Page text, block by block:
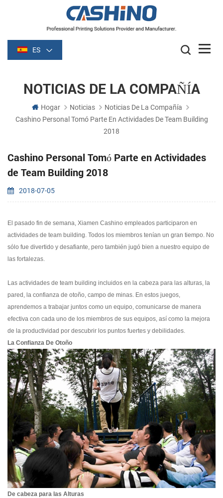
ES
NOTICIAS DE LA COMPAÑÍA
Hogar Noticias
Noticias De La Compañía
Cashino Personal Tomó Parte En Actividades De Team Building
2018
Cashino Personal Tomó Parte en Actividades
de Team Building 2018
2018-07-05
El pasado fin de semana, Xiamen Cashino empleados participaron en
actividades de team building. Todos los miembros tenían un gran tiempo. No
sólo fue divertido y desafiante, pero también jugó bien a nuestro equipo de
las fortalezas.
Las actividades de team building incluidos en la cabeza para las alturas, la
pared, la confianza de otoño, campo de minas. En estos juegos,
aprendemos a trabajar juntos como un equipo, comunicarse de manera
efectiva con cada uno de los miembros de sus equipos, así como la mejora
de la productividad por descubrir los puntos fuertes y debilidades.
La Confianza De Otoño
De cabeza para las Alturas